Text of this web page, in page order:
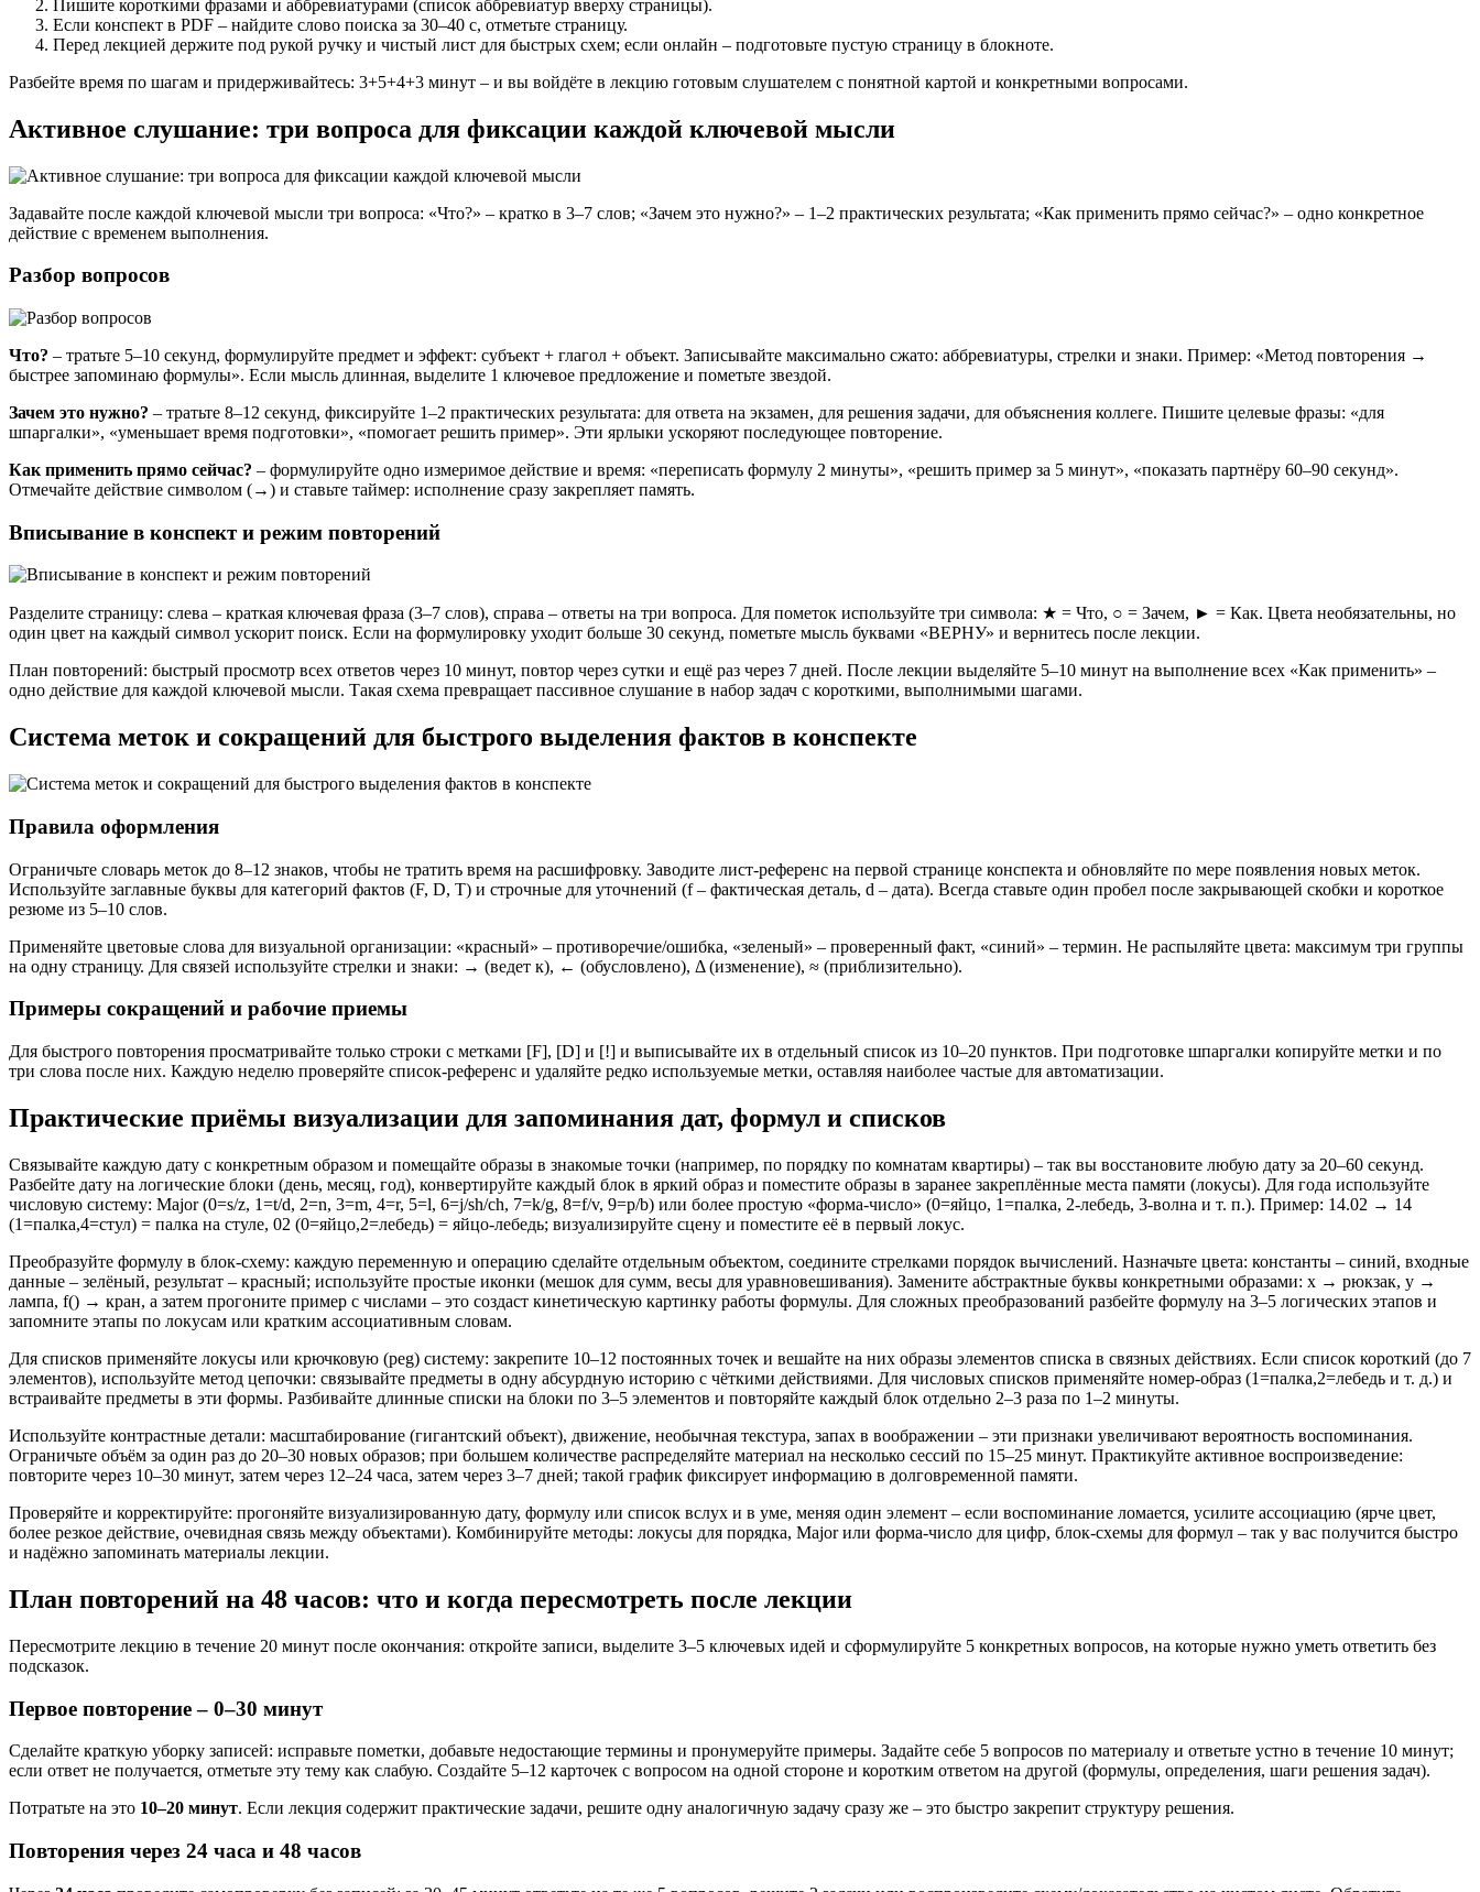
Пишите короткими фразами и аббревиатурами (список аббревиатур вверху страницы).
Если конспект в PDF – найдите слово поиска за 30–40 с, отметьте страницу.
Перед лекцией держите под рукой ручку и чистый лист для быстрых схем; если онлайн – подготовьте пустую страницу в блокноте.
Разбейте время по шагам и придерживайтесь: 3+5+4+3 минут – и вы войдёте в лекцию готовым слушателем с понятной картой и конкретными вопросами.
Активное слушание: три вопроса для фиксации каждой ключевой мысли
Задавайте после каждой ключевой мысли три вопроса: «Что?» – кратко в 3–7 слов; «Зачем это нужно?» – 1–2 практических результата; «Как применить прямо сейчас?» – одно конкретное
действие с временем выполнения.
Разбор вопросов
Что? – тратьте 5–10 секунд, формулируйте предмет и эффект: субъект + глагол + объект. Записывайте максимально сжато: аббревиатуры, стрелки и знаки. Пример: «Метод повторения →
быстрее запоминаю формулы». Если мысль длинная, выделите 1 ключевое предложение и пометьте звездой.
Зачем это нужно? – тратьте 8–12 секунд, фиксируйте 1–2 практических результата: для ответа на экзамен, для решения задачи, для объяснения коллеге. Пишите целевые фразы: «для
шпаргалки», «уменьшает время подготовки», «помогает решить пример». Эти ярлыки ускоряют последующее повторение.
Как применить прямо сейчас? – формулируйте одно измеримое действие и время: «переписать формулу 2 минуты», «решить пример за 5 минут», «показать партнёру 60–90 секунд».
Отмечайте действие символом (→) и ставьте таймер: исполнение сразу закрепляет память.
Вписывание в конспект и режим повторений
Разделите страницу: слева – краткая ключевая фраза (3–7 слов), справа – ответы на три вопроса. Для пометок используйте три символа: ★ = Что, ○ = Зачем, ► = Как. Цвета необязательны, но
один цвет на каждый символ ускорит поиск. Если на формулировку уходит больше 30 секунд, пометьте мысль буквами «ВЕРНУ» и вернитесь после лекции.
План повторений: быстрый просмотр всех ответов через 10 минут, повтор через сутки и ещё раз через 7 дней. После лекции выделяйте 5–10 минут на выполнение всех «Как применить» –
одно действие для каждой ключевой мысли. Такая схема превращает пассивное слушание в набор задач с короткими, выполнимыми шагами.
Система меток и сокращений для быстрого выделения фактов в конспекте
Правила оформления
Ограничьте словарь меток до 8–12 знаков, чтобы не тратить время на расшифровку. Заводите лист-референс на первой странице конспекта и обновляйте по мере появления новых меток.
Используйте заглавные буквы для категорий фактов (F, D, T) и строчные для уточнений (f – фактическая деталь, d – дата). Всегда ставьте один пробел после закрывающей скобки и короткое
резюме из 5–10 слов.
Применяйте цветовые слова для визуальной организации: «красный» – противоречие/ошибка, «зеленый» – проверенный факт, «синий» – термин. Не распыляйте цвета: максимум три группы
на одну страницу. Для связей используйте стрелки и знаки: → (ведет к), ← (обусловлено), Δ (изменение), ≈ (приблизительно).
Примеры сокращений и рабочие приемы
Для быстрого повторения просматривайте только строки с метками [F], [D] и [!] и выписывайте их в отдельный список из 10–20 пунктов. При подготовке шпаргалки копируйте метки и по
три слова после них. Каждую неделю проверяйте список-референс и удаляйте редко используемые метки, оставляя наиболее частые для автоматизации.
Практические приёмы визуализации для запоминания дат, формул и списков
Связывайте каждую дату с конкретным образом и помещайте образы в знакомые точки (например, по порядку по комнатам квартиры) – так вы восстановите любую дату за 20–60 секунд.
Разбейте дату на логические блоки (день, месяц, год), конвертируйте каждый блок в яркий образ и поместите образы в заранее закреплённые места памяти (локусы). Для года используйте
числовую систему: Major (0=s/z, 1=t/d, 2=n, 3=m, 4=r, 5=l, 6=j/sh/ch, 7=k/g, 8=f/v, 9=p/b) или более простую «форма-число» (0=яйцо, 1=палка, 2-лебедь, 3-волна и т. п.). Пример: 14.02 → 14
(1=палка,4=стул) = палка на стуле, 02 (0=яйцо,2=лебедь) = яйцо-лебедь; визуализируйте сцену и поместите её в первый локус.
Преобразуйте формулу в блок‑схему: каждую переменную и операцию сделайте отдельным объектом, соедините стрелками порядок вычислений. Назначьте цвета: константы – синий, входные
данные – зелёный, результат – красный; используйте простые иконки (мешок для сумм, весы для уравновешивания). Замените абстрактные буквы конкретными образами: x → рюкзак, y →
лампа, f() → кран, а затем прогоните пример с числами – это создаст кинетическую картинку работы формулы. Для сложных преобразований разбейте формулу на 3–5 логических этапов и
запомните этапы по локусам или кратким ассоциативным словам.
Для списков применяйте локусы или крючковую (peg) систему: закрепите 10–12 постоянных точек и вешайте на них образы элементов списка в связных действиях. Если список короткий (до 7
элементов), используйте метод цепочки: связывайте предметы в одну абсурдную историю с чёткими действиями. Для числовых списков применяйте номер‑образ (1=палка,2=лебедь и т. д.) и
встраивайте предметы в эти формы. Разбивайте длинные списки на блоки по 3–5 элементов и повторяйте каждый блок отдельно 2–3 раза по 1–2 минуты.
Используйте контрастные детали: масштабирование (гигантский объект), движение, необычная текстура, запах в воображении – эти признаки увеличивают вероятность воспоминания.
Ограничьте объём за один раз до 20–30 новых образов; при большем количестве распределяйте материал на несколько сессий по 15–25 минут. Практикуйте активное воспроизведение:
повторите через 10–30 минут, затем через 12–24 часа, затем через 3–7 дней; такой график фиксирует информацию в долговременной памяти.
Проверяйте и корректируйте: прогоняйте визуализированную дату, формулу или список вслух и в уме, меняя один элемент – если воспоминание ломается, усилите ассоциацию (ярче цвет,
более резкое действие, очевидная связь между объектами). Комбинируйте методы: локусы для порядка, Major или форма‑число для цифр, блок‑схемы для формул – так у вас получится быстро
и надёжно запоминать материалы лекции.
План повторений на 48 часов: что и когда пересмотреть после лекции
Пересмотрите лекцию в течение 20 минут после окончания: откройте записи, выделите 3–5 ключевых идей и сформулируйте 5 конкретных вопросов, на которые нужно уметь ответить без
подсказок.
Первое повторение – 0–30 минут
Сделайте краткую уборку записей: исправьте пометки, добавьте недостающие термины и пронумеруйте примеры. Задайте себе 5 вопросов по материалу и ответьте устно в течение 10 минут;
если ответ не получается, отметьте эту тему как слабую. Создайте 5–12 карточек с вопросом на одной стороне и коротким ответом на другой (формулы, определения, шаги решения задач).
Потратьте на это 10–20 минут. Если лекция содержит практические задачи, решите одну аналогичную задачу сразу же – это быстро закрепит структуру решения.
Повторения через 24 часа и 48 часов